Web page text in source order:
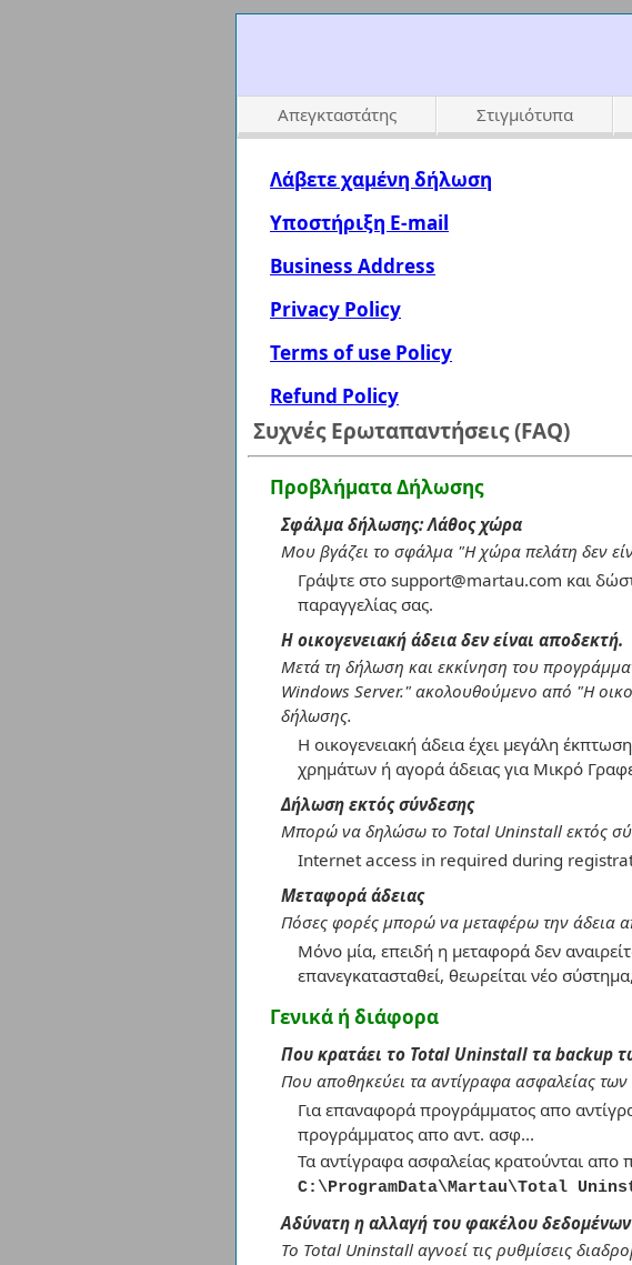
Απεγκταστάτης Στιγμιότυπα
Λάβετε χαμένη δήλωση
Υποστήριξη E-mail
Business Address
Privacy Policy
Terms of use Policy
Refund Policy
Συχνές Ερωταπαντήσεις (FAQ)
Προβλήματα Δήλωσης
Σφάλμα δήλωσης: Λάθος χώρα
Μου βγάζει το σφάλμα "Η χώρα πελάτη δεν
Γράψτε στο support@martau.com και
παραγγελίας σας.
Η οικογενειακή άδεια δεν είναι αποδεκτή.
Μετά τη δήλωση και εκκίνηση του
Windows Server." ακολουθούμενο από "Η
δήλωσης.
Η οικογενειακή άδεια έχει μεγάλη
χρημάτων ή αγορά άδειας για Μικρό
Δήλωση εκτός σύνδεσης
Μπορώ να δηλώσω το Total Uninstall εκτός
Internet access in required during
Μεταφορά άδειας
Πόσες φορές μπορώ να μεταφέρω την άδεια
Μόνο μία, επειδή η μεταφορά δεν
επανεγκατασταθεί, θεωρείται νέο
Γενικά ή διάφορα
Που κρατάει το Total Uninstall τα backup
Που αποθηκεύει τα αντίγραφα ασφαλείας
Για επαναφορά προγράμματος απο
προγράμματος απο αντ. ασφ...
Τα αντίγραφα ασφαλείας κρατούνται απο
C:\ProgramData\Martau\Total
Αδύνατη η αλλαγή του φακέλου
Το Total Uninstall αγνοεί τις ρυθμίσεις